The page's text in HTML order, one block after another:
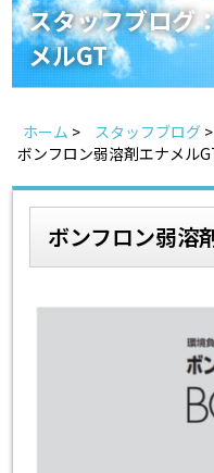
スタッフ紹介
スタッフブログ
見積もりシミュレーション
スタッフブログ
メルGT
ホーム > スタッフブログ >
ボンフロン弱溶剤エナメル
ボンフロン弱溶